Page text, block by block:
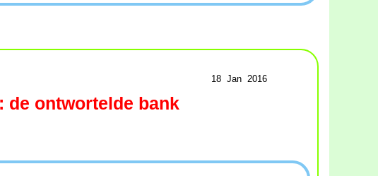
18 Jan 2016
de ontwortelde bank